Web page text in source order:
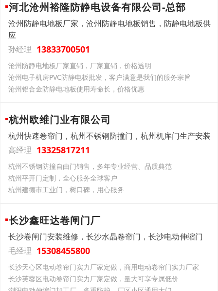
河北沧州裕隆防静电设备有限公司-总部
沧州防静电地板厂家，沧州防静电地板销售，防静电地板供
应
孙经理 13833700501
沧州防静电地板厂家直销，厂家直销，价格透明
沧州电子机房PVC防静电板批发，客户满意是我们的服务宗旨
沧州铝合金防静电地板使用寿命长，价格优惠
杭州欧维门业有限公司
杭州快速卷帘门，杭州不锈钢防撞门，杭州机库门生产安装
高经理 13325817211
杭州不锈钢防撞自由门销售，多年专业经营、品质典范
杭州平开门定制，全心服务全球客户
杭州建德市工业门，树口碑，用心服务
长沙鑫旺达卷闸门厂
长沙卷闸门安装维修，长沙水晶卷帘门，长沙电动伸缩门
毛经理 15308455800
长沙天心区电动卷帘门实力厂家定做，商用电动卷帘门实力厂家
长沙芙蓉区电动卷帘门实力厂家定做，量大可享专属低价